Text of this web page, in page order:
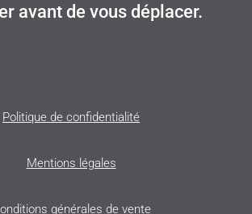
avant de vous déplacer.
Politique de confidentialité
Mentions légales
générales de vente